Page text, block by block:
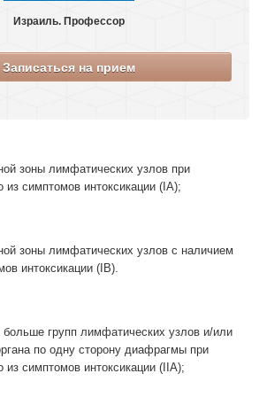
Израиль. Профессор
Записаться на прием
зоны лимфатических узлов при
из симптомов интоксикации (IА);
зоны лимфатических узлов с наличием
интоксикации (IВ).
больше групп лимфатических узлов и/или
по одну сторону диафрагмы при
из симптомов интоксикации (IIА);